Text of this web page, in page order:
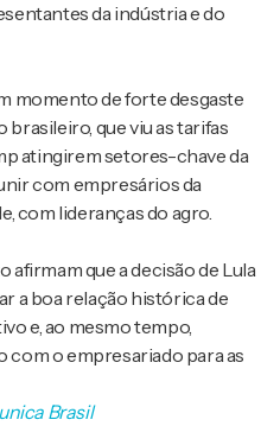
da indústria e do
momento de forte desgaste
que viu as tarifas
atingirem setores-chave da
com empresários da
com lideranças do agro.
afirmam que a decisão de Lula
a boa relação histórica de
e, ao mesmo tempo,
o empresariado para as
Brasil